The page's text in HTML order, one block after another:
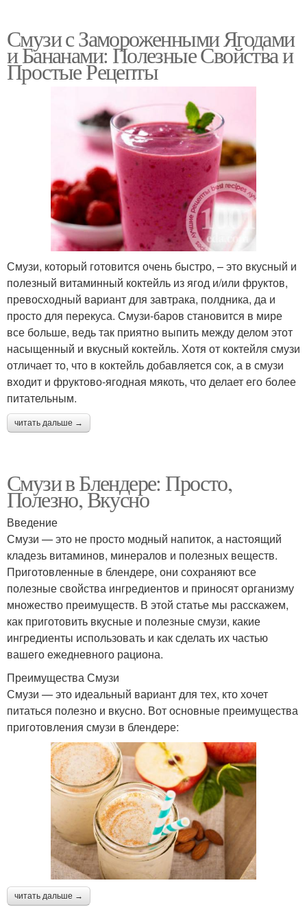
Смузи с Замороженными Ягодами
и Бананами: Полезные Свойства и
Простые Рецепты
Смузи, который готовится очень быстро, – это вкусный и
полезный витаминный коктейль из ягод и/или фруктов,
превосходный вариант для завтрака, полдника, да и
просто для перекуса. Смузи-баров становится в мире
все больше, ведь так приятно выпить между делом этот
насыщенный и вкусный коктейль. Хотя от коктейля смузи
отличает то, что в коктейль добавляется сок, а в смузи
входит и фруктово-ягодная мякоть, что делает его более
питательным.
читать дальше →
Смузи в Блендере: Просто,
Полезно, Вкусно
Введение
Смузи — это не просто модный напиток, а настоящий
кладезь витаминов, минералов и полезных веществ.
Приготовленные в блендере, они сохраняют все
полезные свойства ингредиентов и приносят организму
множество преимуществ. В этой статье мы расскажем,
как приготовить вкусные и полезные смузи, какие
ингредиенты использовать и как сделать их частью
вашего ежедневного рациона.
Преимущества Смузи
Смузи — это идеальный вариант для тех, кто хочет
питаться полезно и вкусно. Вот основные преимущества
приготовления смузи в блендере:
читать дальше →